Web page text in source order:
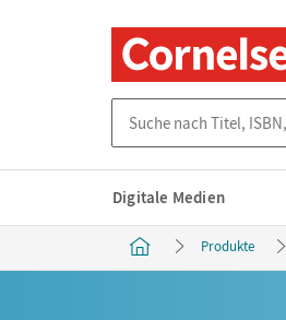
Digitale Medien
Produkte